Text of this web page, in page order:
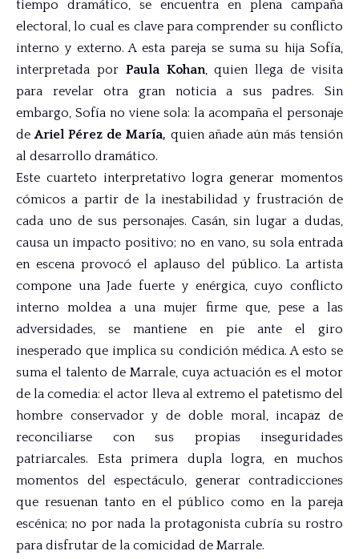
tiempo dramático, se encuentra en plena campaña
electoral, lo cual es clave para comprender su conflicto
interno y externo. A esta pareja se suma su hija Sofía,
interpretada por Paula Kohan, quien llega de visita
para revelar otra gran noticia a sus padres. Sin
embargo, Sofía no viene sola: la acompaña el personaje
deAriel Pérez de María, quien añade aún más tensión
al desarrollo dramático.
Este cuarteto interpretativo logra generar momentos
cómicos a partir de la inestabilidad y frustración de
cada uno de sus personajes. Casán, sin lugar a dudas,
causa un impacto positivo; no en vano, su sola entrada
en escena provocó el aplauso del público. La artista
compone una Jade fuerte y enérgica, cuyo conflicto
interno moldea a una mujer firme que, pese a las
adversidades, se mantiene en pie ante el giro
inesperado que implica su condición médica. A esto se
suma el talento de Marrale, cuya actuación es el motor
de la comedia: el actor lleva al extremo el patetismo del
hombre conservador y de doble moral, incapaz de
reconciliarse con sus propias inseguridades
patriarcales. Esta primera dupla logra, en muchos
momentos del espectáculo, generar contradicciones
que resuenan tanto en el público como en la pareja
escénica; no por nada la protagonista cubría su rostro
para disfrutar de la comicidad de Marrale.